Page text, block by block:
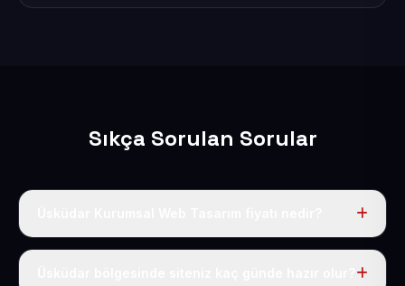
Sıkça Sorulan Sorular
Tek fiyat uygulanır: yıllık 50 USD + KDV. Bu bedele alan